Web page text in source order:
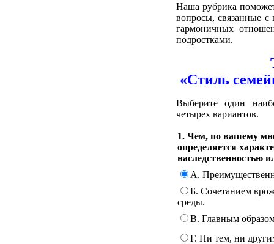
Наша рубрика
вопросы, связанные с
гармоничных
подростками.
«Стиль
Выберите один
четырех вариантов.
1. Чем, по вашему
определяется
наследственностью
А.
Б. Сочетанием
среды.
В. Главным
Г. Ни тем, ни